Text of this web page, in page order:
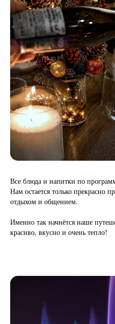
Все блюда и напитки по
Нам остается только прекрасно
отдыхом и общением.
Именно так начнётся наше
красиво, вкусно и очень тепло!